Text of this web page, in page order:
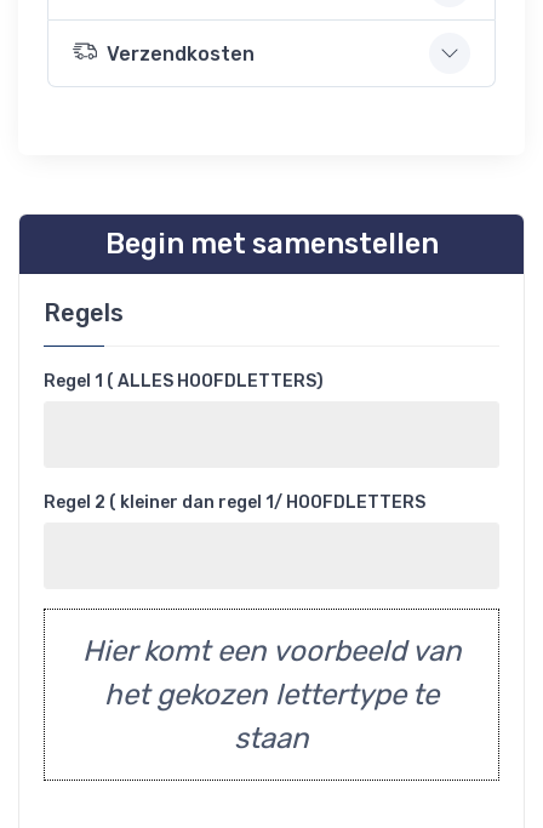
Verzendkosten
Begin met samenstellen
Regels
Regel 1 ( ALLES HOOFDLETTERS)
Regel 2 ( kleiner dan regel 1/ HOOFDLETTERS
Hier komt een voorbeeld van
het gekozen lettertype te
staan